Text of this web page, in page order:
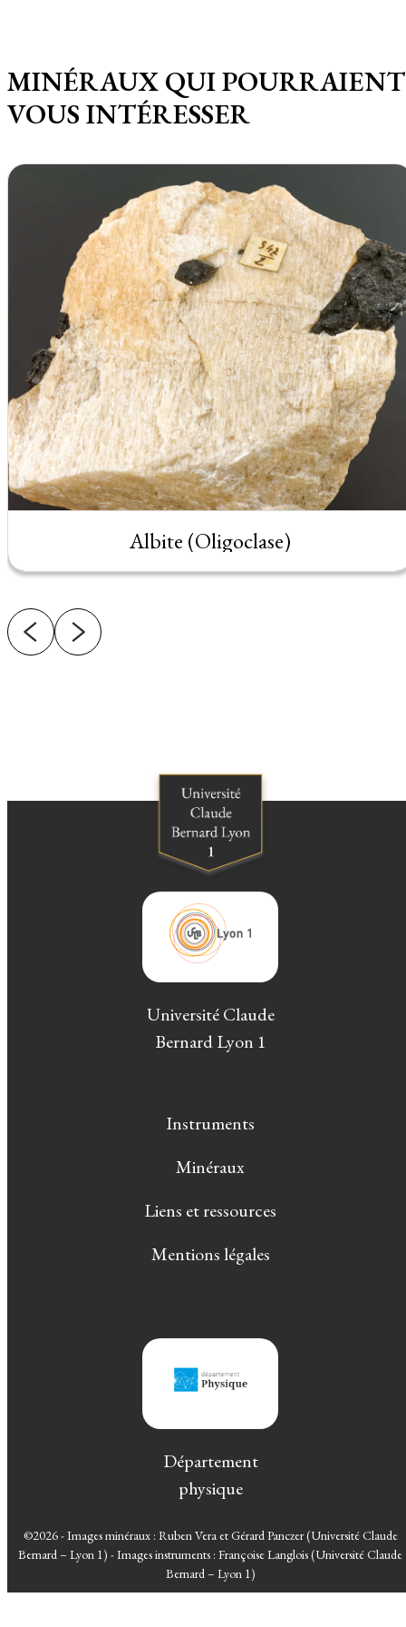
MINÉRAUX QUI POURRAIENT
VOUS INTÉRESSER
Albite (Oligoclase)
Université Claude
Bernard Lyon 1
Instruments
Minéraux
Liens et ressources
Mentions légales
Département
physique
©2026 - Images minéraux : Ruben Vera et Gérard Panczer (Université Claude
Bernard – Lyon 1) - Images instruments : Françoise Langlois (Université Claude
Bernard – Lyon 1)